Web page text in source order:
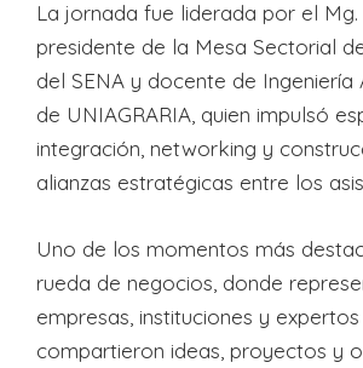
La jornada fue liderada por el Mg.
presidente de la Mesa Sectorial
del SENA y docente de Ingeniería
de UNIAGRARIA, quien impulsó
integración, networking y
alianzas estratégicas entre los
Uno de los momentos más
rueda de negocios, donde
empresas, instituciones y
compartieron ideas, proyectos y